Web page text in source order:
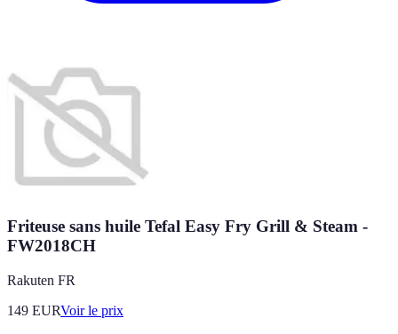
Friteuse sans huile Tefal Easy Fry Grill & Steam -
FW2018CH
Rakuten FR
149 EURVoir le prix